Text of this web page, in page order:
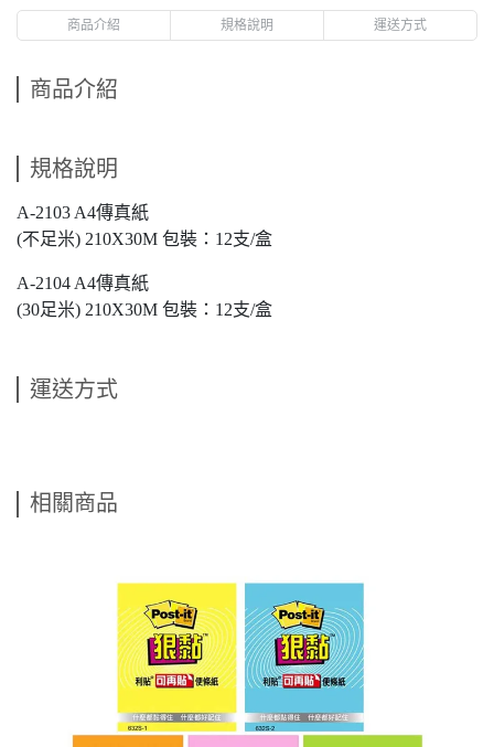
商品介紹 規格說明 運送方式
商品介紹
規格說明
A-2103 A4傳真紙
(不足米) 210X30M 包裝：12支/盒
A-2104 A4傳真紙
(30足米) 210X30M 包裝：12支/盒
運送方式
相關商品